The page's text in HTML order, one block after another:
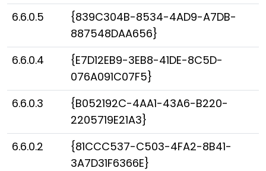
6.6.0.5
{839C304B-8534-4AD9-A7DB-
887548DAA656}
6.6.0.4
{E7D12EB9-3EB8-41DE-8C5D-
076A091C07F5}
6.6.0.3
{B052192C-4AA1-43A6-B220-
2205719E21A3}
6.6.0.2
{81CCC537-C503-4FA2-8B41-
3A7D31F6366E}